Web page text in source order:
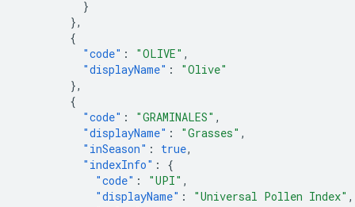
}
},
{
"code" : "OLIVE" ,
"displayName" :
"Olive"
},
{
"code" : "GRAMINALES" ,
"displayName" : "Grasses" ,
"inSeason" : true,
"indexInfo" :
{
"code" : "UPI" ,
"displayName" : "Universal Pollen Index" ,